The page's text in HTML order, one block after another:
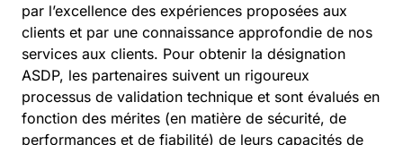
par l’excellence des expériences proposées aux
clients et par une connaissance approfondie de nos
services aux clients. Pour obtenir la désignation
ASDP, les partenaires suivent un rigoureux
processus de validation technique et sont évalués en
fonction des mérites (en matière de sécurité, de
performances et de fiabilité) de leurs capacités de